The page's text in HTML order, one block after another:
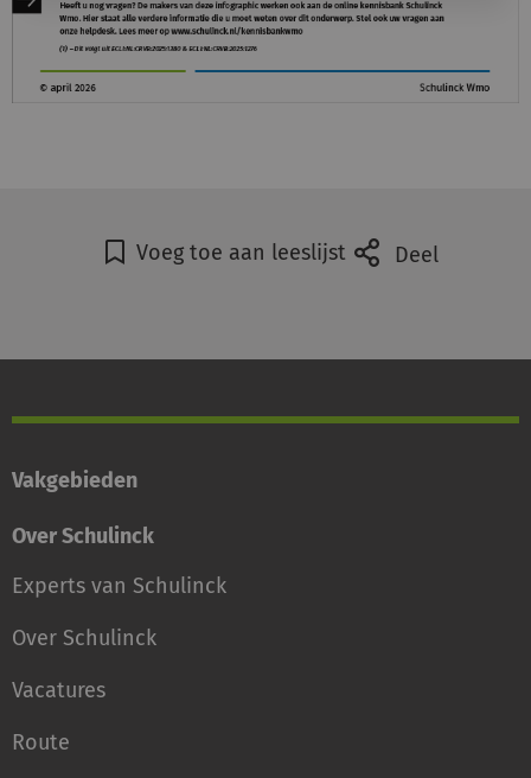
Voeg toe aan leeslijst Deel
Vakgebieden
Over Schulinck
Experts van Schulinck
Over Schulinck
Vacatures
Route